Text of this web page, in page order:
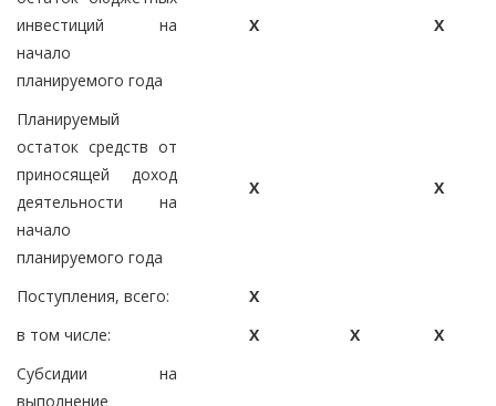
инвестиций на
начало
планируемого года
X X
Планируемый
остаток средств от
приносящей доход
деятельности на
начало
планируемого года
X X
Поступления, всего:
X
в том числе:
X X
X
Субсидии на
выполнение